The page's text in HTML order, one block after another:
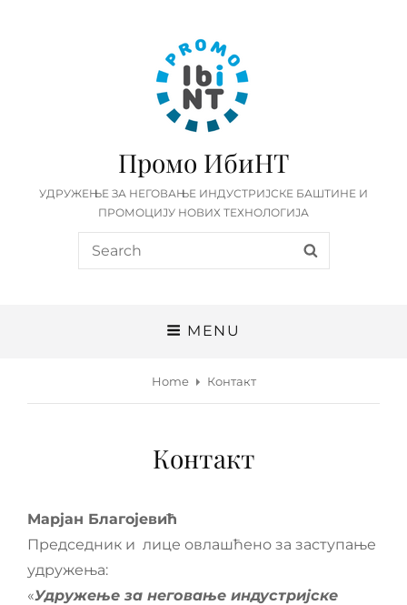
Промо ИбиНТ
УДРУЖЕЊЕ ЗА НЕГОВАЊЕ ИНДУСТРИЈСКЕ БАШТИНЕ И
ПРОМОЦИЈУ НОВИХ ТЕХНОЛОГИЈА
Search
for:
MENU
Home Контакт
Контакт
Марјан Благојевић
Председник и лице овлашћено за заступање
удружења:
«Удружење за неговање индустријске